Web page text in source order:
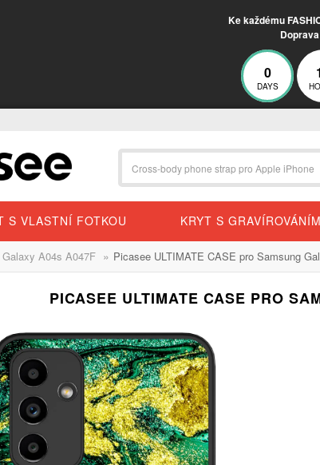
Ke každému
0
DAYS
S VLASTNÍ FOTKOU KRYT S GRAVÍROVÁNÍM
Galaxy A04s A047F » Picasee ULTIMATE CASE pro Samsung
PICASEE ULTIMATE CASE PRO